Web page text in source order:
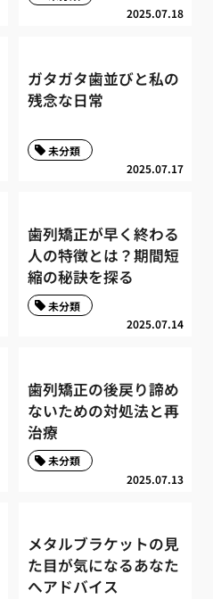
2025.07.18
ガタガタ歯並びと私の
残念な日常
2025.07.17
未分類
歯列矯正が早く終わる
人の特徴とは？期間短
縮の秘訣を探る
2025.07.14
未分類
歯列矯正の後戻り諦め
ないための対処法と再
治療
2025.07.13
未分類
メタルブラケットの見
た目が気になるあなた
へアドバイス